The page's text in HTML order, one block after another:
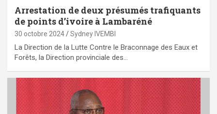
Arrestation de deux présumés trafiquants
de points d’ivoire à Lambaréné
30 octobre 2024 Sydney IVEMBI
La Direction de la Lutte Contre le Braconnage des Eaux et
Forêts, la Direction provinciale des…